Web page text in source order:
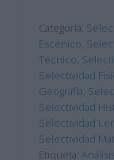
Categoría:
Escénico,
Técnico,
Selectividad
Geografía,
Selectividad
Selectividad
Selectividad
Etiqueta: